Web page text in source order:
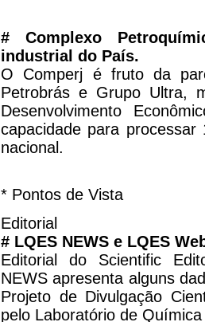
# Complexo
industrial do País.
O Comperj é fruto da
Petrobrás e Grupo Ultra,
Desenvolvimento
capacidade para
nacional.
* Pontos de Vista
Editorial
# LQES NEWS e LQES
Editorial do Scientific
NEWS apresenta alguns
Projeto de Divulgação
pelo Laboratório de